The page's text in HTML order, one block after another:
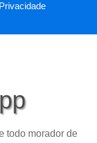
todo morador de